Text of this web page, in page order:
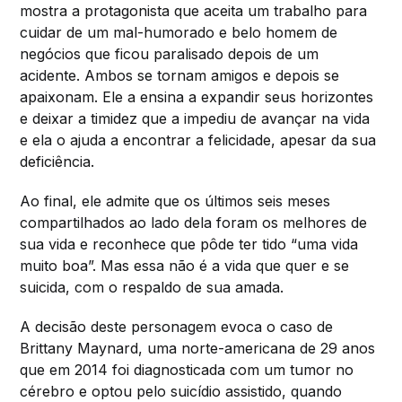
mostra a protagonista que aceita um trabalho para
cuidar de um mal-humorado e belo homem de
negócios que ficou paralisado depois de um
acidente. Ambos se tornam amigos e depois se
apaixonam. Ele a ensina a expandir seus horizontes
e deixar a timidez que a impediu de avançar na vida
e ela o ajuda a encontrar a felicidade, apesar da sua
deficiência.
Ao final, ele admite que os últimos seis meses
compartilhados ao lado dela foram os melhores de
sua vida e reconhece que pôde ter tido “uma vida
muito boa”. Mas essa não é a vida que quer e se
suicida, com o respaldo de sua amada.
A decisão deste personagem evoca o caso de
Brittany Maynard, uma norte-americana de 29 anos
que em 2014 foi diagnosticada com um tumor no
cérebro e optou pelo suicídio assistido, quando